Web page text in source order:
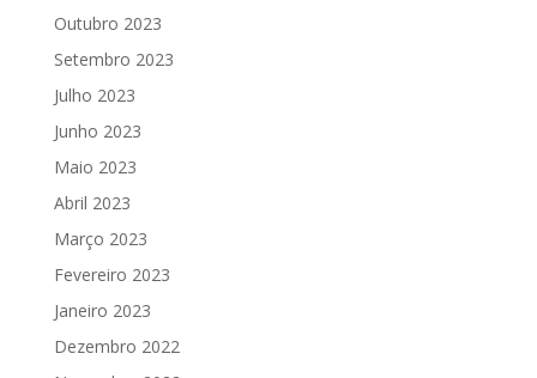
Outubro 2023
Setembro 2023
Julho 2023
Junho 2023
Maio 2023
Abril 2023
Março 2023
Fevereiro 2023
Janeiro 2023
Dezembro 2022